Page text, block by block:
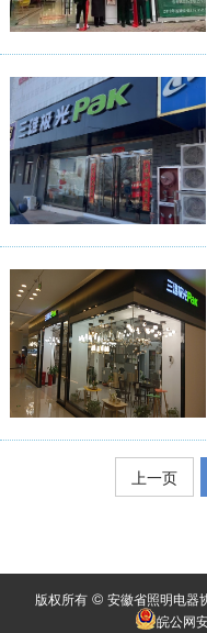
上一页
版权所有 © 安徽省照明电器
皖公网